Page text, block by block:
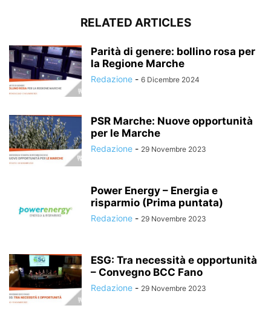
RELATED ARTICLES
Parità di genere: bollino rosa per
la Regione Marche
Redazione - 6 Dicembre 2024
PSR Marche: Nuove opportunità
per le Marche
Redazione - 29 Novembre 2023
Power Energy – Energia e
risparmio (Prima puntata)
Redazione - 29 Novembre 2023
ESG: Tra necessità e opportunità
– Convegno BCC Fano
Redazione - 29 Novembre 2023